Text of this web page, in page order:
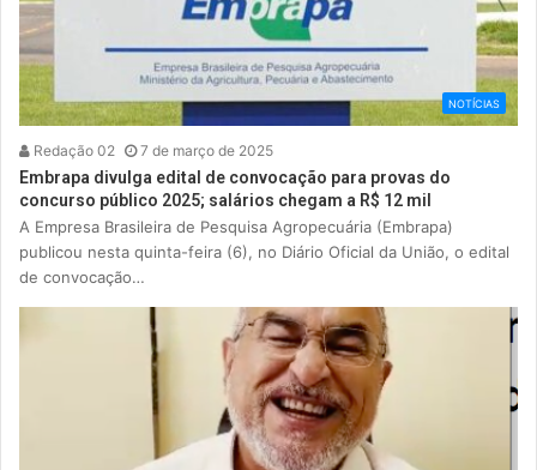
NOTÍCIAS
Redação 02 7 de março de 2025
Embrapa divulga edital de convocação para provas do
concurso público 2025; salários chegam a R$ 12 mil
A Empresa Brasileira de Pesquisa Agropecuária (Embrapa)
publicou nesta quinta-feira (6), no Diário Oficial da União, o edital
de convocação…